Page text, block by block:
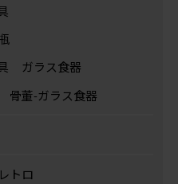
ガラス食器
骨董-ガラス食器
レトロ